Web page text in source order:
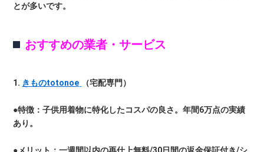
とが多いです。
おすすめの業者・サービス
1. きものtotonoe （宅配専門）
●特徴：子供用着物に特化したコスパの良さ。年間6万点の実績
あり。